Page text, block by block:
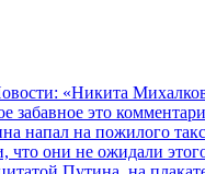
«Никита
забавное это
на пожилого
что они не ожидали